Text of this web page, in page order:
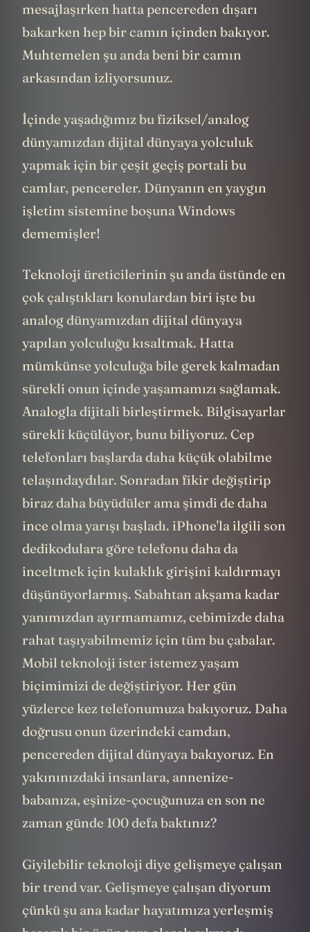
mesajlaşırken hatta pencereden dışarı
bakarken hep bir camın içinden bakıyor.
Muhtemelen şu anda beni bir camın
arkasından izliyorsunuz.
İçinde yaşadığımız bu fiziksel/analog
dünyamızdan dijital dünyaya yolculuk
yapmak için bir çeşit geçiş portali bu
camlar, pencereler. Dünyanın en yaygın
işletim sistemine boşuna Windows
dememişler!
Teknoloji üreticilerinin şu anda üstünde en
çok çalıştıkları konulardan biri işte bu
analog dünyamızdan dijital dünyaya
yapılan yolculuğu kısaltmak. Hatta
mümkünse yolculuğa bile gerek kalmadan
sürekli onun içinde yaşamamızı sağlamak.
Analogla dijitali birleştirmek. Bilgisayarlar
sürekli küçülüyor, bunu biliyoruz. Cep
telefonları başlarda daha küçük olabilme
telaşındaydılar. Sonradan fikir değiştirip
biraz daha büyüdüler ama şimdi de daha
ince olma yarışı başladı. iPhone'la ilgili son
dedikodulara göre telefonu daha da
inceltmek için kulaklık girişini kaldırmayı
düşünüyorlarmış. Sabahtan akşama kadar
yanımızdan ayırmamamız, cebimizde daha
rahat taşıyabilmemiz için tüm bu çabalar.
Mobil teknoloji ister istemez yaşam
biçimimizi de değiştiriyor. Her gün
yüzlerce kez telefonumuza bakıyoruz. Daha
doğrusu onun üzerindeki camdan,
pencereden dijital dünyaya bakıyoruz. En
yakınınızdaki insanlara, annenize-
babanıza, eşinize-çocuğunuza en son ne
zaman günde 100 defa baktınız?
Giyilebilir teknoloji diye gelişmeye çalışan
bir trend var. Gelişmeye çalışan diyorum
çünkü şu ana kadar hayatımıza yerleşmiş